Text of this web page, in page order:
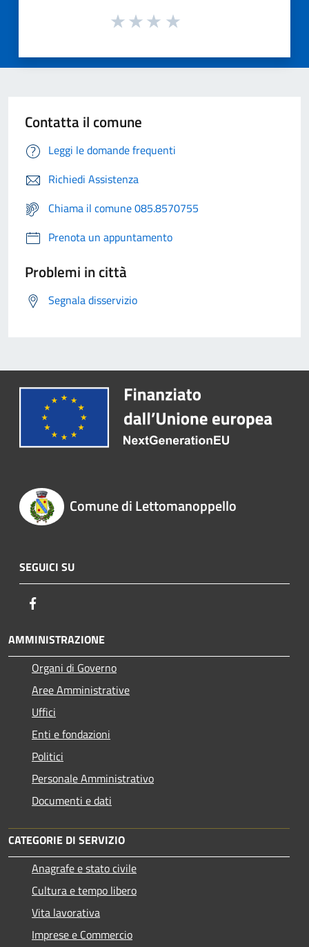
Contatta il comune
Leggi le domande frequenti
Richiedi Assistenza
Chiama il comune 085.8570755
Prenota un appuntamento
Problemi in città
Segnala disservizio
Comune di Lettomanoppello
SEGUICI SU
AMMINISTRAZIONE
Organi di Governo
Aree Amministrative
Uffici
Enti e fondazioni
Politici
Personale Amministrativo
Documenti e dati
CATEGORIE DI SERVIZIO
Anagrafe e stato civile
Cultura e tempo libero
Vita lavorativa
Imprese e Commercio